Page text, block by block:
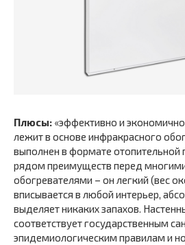
Плюсы: «эффективно и
лежит в основе инфракрасного
выполнен в формате отопительной
рядом преимуществ перед
обогревателями – он легкий (вес
вписывается в любой интерьер,
выделяет никаких запахов.
соответствует государственным
эпидемиологическим правилам и